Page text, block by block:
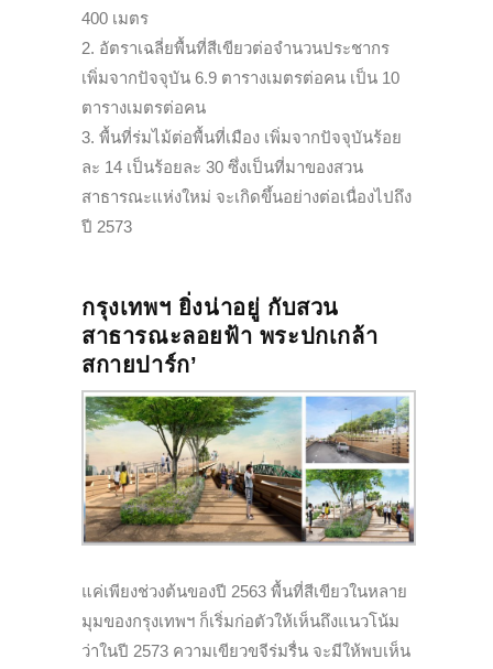
400 เมตร
2. อัตราเฉลี่ยพื้นที่สีเขียวต่อจำนวนประชากร
เพิ่มจากปัจจุบัน 6.9 ตารางเมตรต่อคน เป็น 10
ตารางเมตรต่อคน
3. พื้นที่ร่มไม้ต่อพื้นที่เมือง เพิ่มจากปัจจุบันร้อย
ละ 14 เป็นร้อยละ 30 ซึ่งเป็นที่มาของสวน
สาธารณะแห่งใหม่ จะเกิดขึ้นอย่างต่อเนื่องไปถึง
ปี 2573
กรุงเทพฯ ยิ่งน่าอยู่ กับสวน
สาธารณะลอยฟ้า พระปกเกล้า
สกายปาร์ก’
แค่เพียงช่วงต้นของปี 2563 พื้นที่สีเขียวในหลาย
มุมของกรุงเทพฯ ก็เริ่มก่อตัวให้เห็นถึงแนวโน้ม
ว่าในปี 2573 ความเขียวขจีร่มรื่น จะมีให้พบเห็น